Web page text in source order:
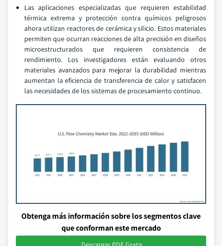
Las aplicaciones especializadas que requieren estabilidad
térmica extrema y protección contra químicos peligrosos
ahora utilizan reactores de cerámica y silicio. Estos materiales
permiten que ocurran reacciones de alta precisión en diseños
microestructurados que requieren consistencia de
rendimiento. Los investigadores están evaluando otros
materiales avanzados para mejorar la durabilidad mientras
aumentan la eficiencia de transferencia de calor y satisfacen
las necesidades de los sistemas de procesamiento continuo.
Obtenga más información sobre los segmentos clave
que conforman este mercado